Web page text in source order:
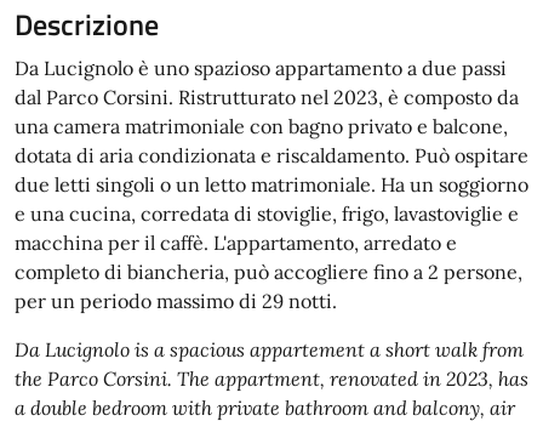
Descrizione
Da Lucignolo è uno spazioso appartamento a due passi
dal Parco Corsini. Ristrutturato nel 2023, è composto da
una camera matrimoniale con bagno privato e balcone,
dotata di aria condizionata e riscaldamento. Può ospitare
due letti singoli o un letto matrimoniale. Ha un soggiorno
e una cucina, corredata di stoviglie, frigo, lavastoviglie e
macchina per il caffè. L'appartamento, arredato e
completo di biancheria, può accogliere fino a 2 persone,
per un periodo massimo di 29 notti.
Da Lucignolo is a spacious appartement a short walk from
the Parco Corsini. The appartment, renovated in 2023, has
a double bedroom with private bathroom and balcony, air